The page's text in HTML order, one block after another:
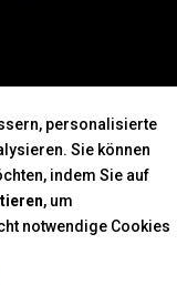
personalisierte
Sie können
indem Sie auf
, um
notwendige Cookies